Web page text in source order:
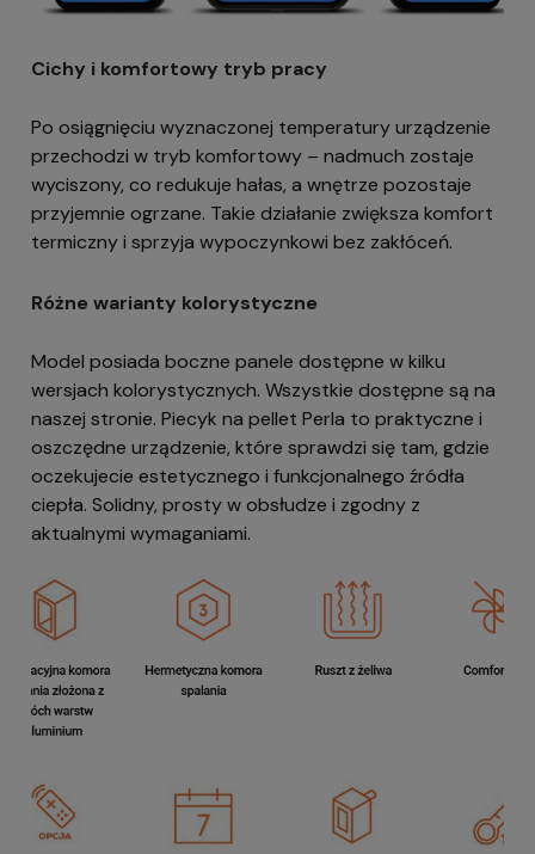
Cichy i komfortowy tryb pracy
Po osiągnięciu wyznaczonej temperatury urządzenie
przechodzi w tryb komfortowy – nadmuch zostaje
wyciszony, co redukuje hałas, a wnętrze pozostaje
przyjemnie ogrzane. Takie działanie zwiększa komfort
termiczny i sprzyja wypoczynkowi bez zakłóceń.
Różne warianty kolorystyczne
Model posiada boczne panele dostępne w kilku
wersjach kolorystycznych. Wszystkie dostępne są na
naszej stronie. Piecyk na pellet Perla to praktyczne i
oszczędne urządzenie, które sprawdzi się tam, gdzie
oczekujecie estetycznego i funkcjonalnego źródła
ciepła. Solidny, prosty w obsłudze i zgodny z
aktualnymi wymaganiami.